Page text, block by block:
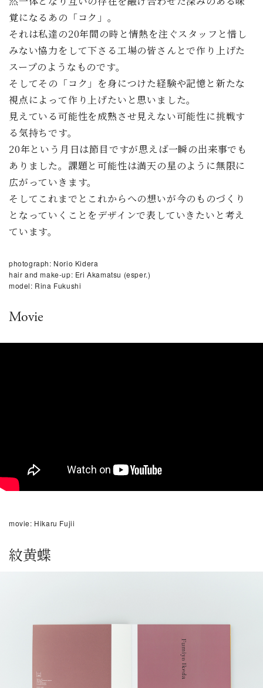
覚になるあの「コク」。
それは私達の20年間の時と情熱を注ぐスタッフと惜し
みない協力をして下さる工場の皆さんとで作り上げた
スープのようなものです。
そしてその「コク」を身につけた経験や記憶と新たな
視点によって作り上げたいと思いました。
見えている可能性を成熟させ見えない可能性に挑戦す
る気持ちです。
20年という月日は節目ですが思えば一瞬の出来事でも
ありました。課題と可能性は満天の星のように無限に
広がっていきます。
そしてこれまでとこれからへの想いが今のものづくり
となっていくことをデザインで表していきたいと考え
ています。
photograph: Norio Kidera
hair and make-up: Eri Akamatsu (esper.)
model: Rina Fukushi
Movie
movie: Hikaru Fujii
紋黄蝶